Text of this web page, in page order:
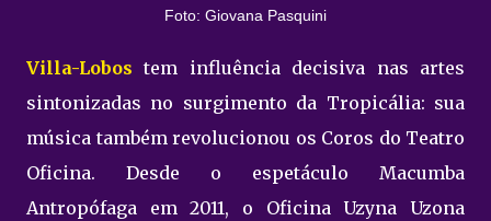
Foto: Giovana Pasquini
Villa-Lobos tem influência decisiva nas artes
sintonizadas no surgimento da Tropicália: sua
música também revolucionou os Coros do Teatro
Oficina. Desde o espetáculo Macumba
Antropófaga em 2011, o Oficina Uzyna Uzona